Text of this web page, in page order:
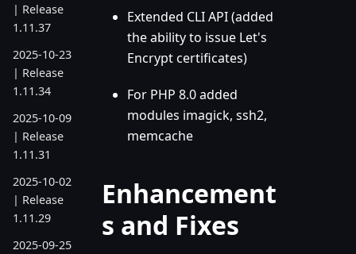
| Release
1.11.37
2025-10-23
| Release
1.11.34
2025-10-09
| Release
1.11.31
2025-10-02
| Release
1.11.29
2025-09-25
Extended CLI API (added
the ability to issue Let's
Encrypt certificates)
For PHP 8.0 added
modules imagick, ssh2,
memcache
Enhancement
s and Fixes